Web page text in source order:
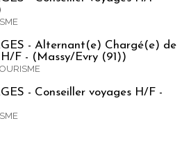
- Alternant(e) Chargé(e) de
H/F - (Massy/Evry (91))
- Conseiller voyages H/F -